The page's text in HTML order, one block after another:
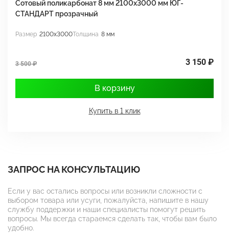
Сотовый поликарбонат 8 мм 2100х3000 мм ЮГ-
СТАНДАРТ прозрачный
Размер 2100x3000Толщина 8 мм
3 500 ₽ 3 150 ₽
В корзину
Купить в 1 клик
ЗАПРОС НА КОНСУЛЬТАЦИЮ
Если у вас остались вопросы или возникли сложности с
выбором товара или усуги, пожалуйста, напишите в нашу
службу поддержки и наши специалисты помогут решить
вопросы. Мы всегда стараемся сделать так, чтобы вам было
удобно.